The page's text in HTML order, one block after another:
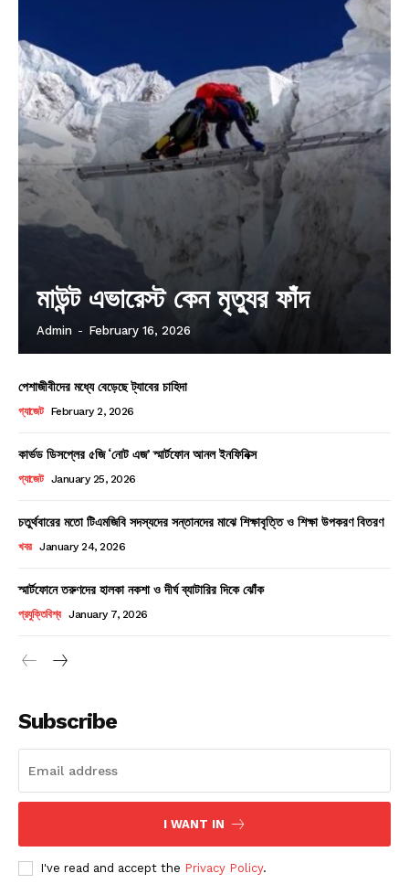
Company
About
Subscription Plans
My account
মাউন্ট এভারেস্ট কেন মৃত্যুর ফাঁদ
Admin - February 16, 2026
পেশাজীবীদের মধ্যে বেড়েছে ট্যাবের চাহিদা
গ্যাজেট February 2, 2026
কার্ভড ডিসপ্লের ৫জি ‘নোট এজ’ স্মার্টফোন আনল ইনফিনিক্স
গ্যাজেট January 25, 2026
চতুর্থবারের মতো টিএমজিবি সদস্যদের সন্তানদের মাঝে শিক্ষাবৃত্তি ও শিক্ষা উপকরণ বিতরণ
খবর January 24, 2026
স্মার্টফোনে তরুণদের হালকা নকশা ও দীর্ঘ ব্যাটারির দিকে ঝোঁক
প্রযুক্তিবিশ্ব January 7, 2026
Subscribe
I WANT IN
I've read and accept the Privacy Policy.